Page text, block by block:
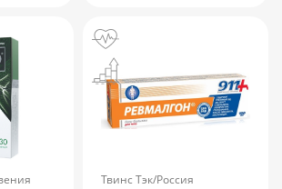
Твинс Тэк/Россия